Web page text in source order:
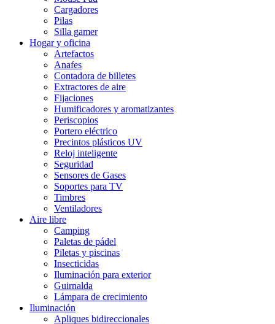
Cargadores
Pilas
Silla gamer
Hogar y oficina
Artefactos
Anafes
Contadora de billetes
Extractores de aire
Fijaciones
Humificadores y aromatizantes
Periscopios
Portero eléctrico
Precintos plásticos UV
Reloj inteligente
Seguridad
Sensores de Gases
Soportes para TV
Timbres
Ventiladores
Aire libre
Camping
Paletas de pádel
Piletas y piscinas
Insecticidas
Iluminación para exterior
Guirnalda
Lámpara de crecimiento
Iluminación
Apliques bidireccionales